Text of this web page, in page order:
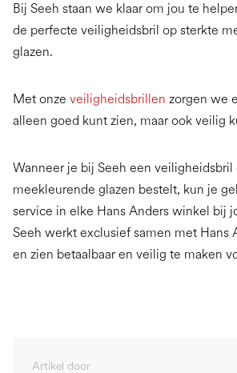
Bij Seeh staan we klaar om jou te
de perfecte veiligheidsbril op sterkte
glazen.
Met onze veiligheidsbrillen zorgen we
alleen goed kunt zien, maar ook veilig
Wanneer je bij Seeh een
meekleurende glazen bestelt, kun je
service in elke Hans Anders winkel bij
Seeh werkt exclusief samen met Hans
en zien betaalbaar en veilig te maken
Artikel door